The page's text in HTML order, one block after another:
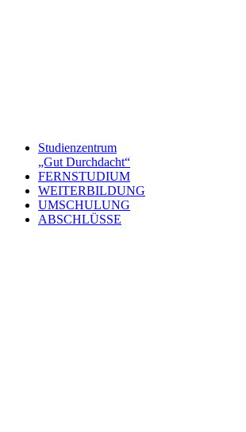
Studienzentrum
„Gut Durchdacht“
FERNSTUDIUM
WEITERBILDUNG
UMSCHULUNG
ABSCHLÜSSE